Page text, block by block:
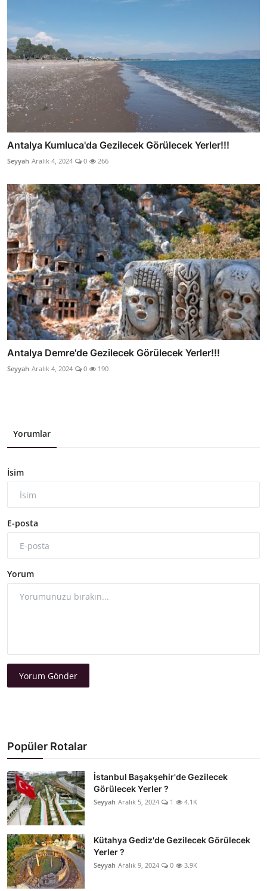
Antalya Kumluca'da Gezilecek Görülecek Yerler!!!
Seyyah Aralık 4, 2024 0 266
Antalya Demre'de Gezilecek Görülecek Yerler!!!
Seyyah Aralık 4, 2024 0 190
Yorumlar
İsim
E-posta
Yorum
Yorum Gönder
Popüler Rotalar
İstanbul Başakşehir'de Gezilecek
Görülecek Yerler ?
Seyyah Aralık 5, 2024 1 4.1K
Kütahya Gediz'de Gezilecek Görülecek
Yerler ?
Seyyah Aralık 9, 2024 0 3.9K